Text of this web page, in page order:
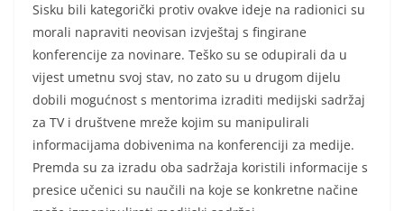
Sisku bili kategorički protiv ovakve ideje na radionici su
morali napraviti neovisan izvještaj s fingirane
konferencije za novinare. Teško su se odupirali da u
vijest umetnu svoj stav, no zato su u drugom dijelu
dobili mogućnost s mentorima izraditi medijski sadržaj
za TV i društvene mreže kojim su manipulirali
informacijama dobivenima na konferenciji za medije.
Premda su za izradu oba sadržaja koristili informacije s
presice učenici su naučili na koje se konkretne načine